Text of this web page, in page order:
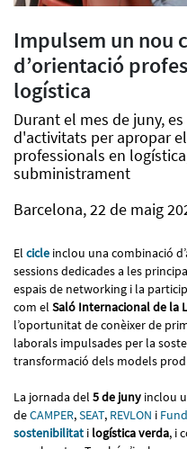
Impulsem un nou
d’orientació
logística
Durant el mes de juny,
d'activitats per apropar
professionals en
subministrament
Barcelona, 22 de maig
El cicle inclou una combinació
sessions dedicades a les
espais de networking i la
com el Saló Internacional de la
l’oportunitat de conèixer de
laborals impulsades per la
transformació dels models
La jornada del 5 de juny inclou
deCAMPER,SEAT, REVLON i
sostenibilitat i logística verda, i